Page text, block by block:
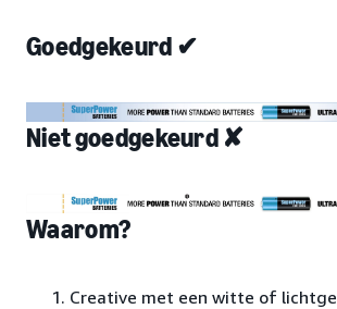
Goedgekeurd ✔
Niet goedgekeurd ✘
Waarom?
Creative met een witte of